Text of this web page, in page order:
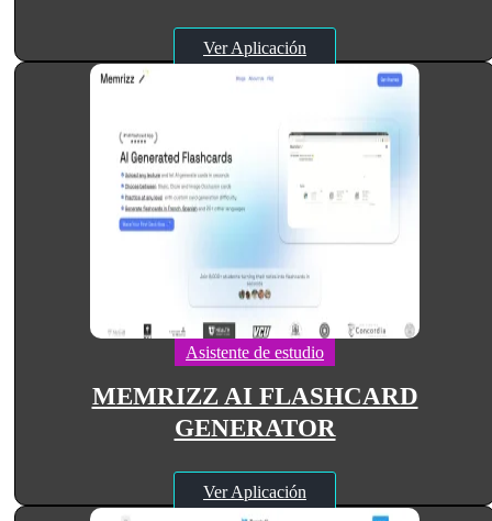
Ver Aplicación
Asistente de estudio
MEMRIZZ AI FLASHCARD
GENERATOR
Ver Aplicación